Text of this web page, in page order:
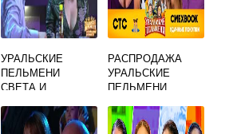
УРАЛЬСКИЕ
ПЕЛЬМЕНИ
СВЕТА И
РАСПРОДАЖА
УРАЛЬСКИЕ
ПЕЛЬМЕНИ